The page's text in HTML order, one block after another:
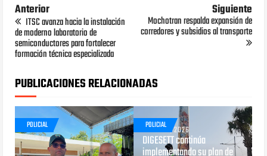
Anterior
ITSC avanza hacia la instalación
de moderno laboratorio de
semiconductores para fortalecer
formación técnica especializada
Siguiente
Mochotran respalda expansión de
corredores y subsidios al transporte
PUBLICACIONES RELACIONADAS
POLICIAL POLICIAL
JUNIO 29, 2026
DIGESETT continúa
implementando su plan de